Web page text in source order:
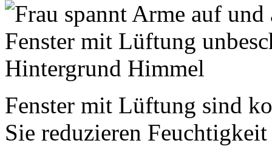
Fenster mit Lüftung sind
Sie reduzieren